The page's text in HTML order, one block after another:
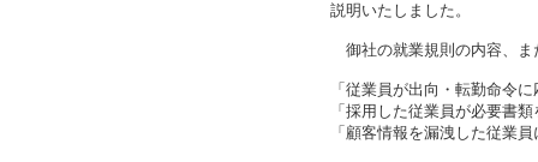
説明いたしました。
御社の就業規則の内容、ま
「従業員が出向・転勤命令
「採用した従業員が必要書
「顧客情報を漏洩した従業